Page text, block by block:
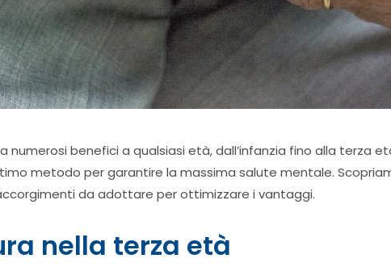
benefici a qualsiasi età, dall’infanzia fino alla terza
metodo per garantire la massima salute mentale.
da adottare per ottimizzare i vantaggi.
nella terza età